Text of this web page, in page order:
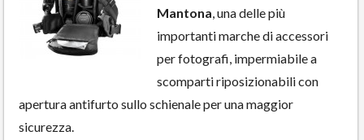
Mantona , una delle più
importanti marche di accessori
per fotografi, impermiabile a
scomparti riposizionabili con
apertura antifurto sullo schienale per una maggior
sicurezza.